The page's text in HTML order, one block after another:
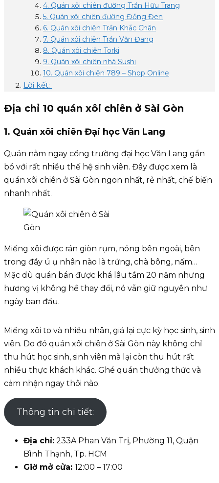
4. Quán xôi chiên đường Trần Hữu Trang
5. Quán xôi chiên đường Đồng Đen
6. Quán xôi chiên Trần Khắc Chân
7. Quán xôi chiên Trần Văn Đang
8. Quán xôi chiên Torki
9. Quán xôi chiên nhà Sushi
10. Quán xôi chiên 789 – Shop Online
Lời kết:
Địa chỉ 10 quán xôi chiên ở Sài Gòn
1. Quán xôi chiên Đại học Văn Lang
Quán nằm ngay cổng trường đại học Văn Lang gắn
bó với rất nhiều thế hệ sinh viên. Đây được xem là
quán xôi chiên ở Sài Gòn ngon nhất, rẻ nhất, chế biến
nhanh nhất.
Miếng xôi được rán giòn rụm, nóng bên ngoài, bên
trong đầy ú ụ nhân nào là trứng, chà bông, nấm…
Mặc dù quán bán được khá lâu tầm 20 năm nhưng
hương vị không hề thay đổi, nó vẫn giữ nguyên như
ngày ban đầu.
Miếng xôi to và nhiều nhân, giá lại cực kỳ học sinh, sinh
viên. Do đó quán xôi chiên ở Sài Gòn này không chỉ
thu hút học sinh, sinh viên mà lại còn thu hút rất
nhiều thực khách khác. Ghé quán thưởng thức và
cảm nhận ngay thôi nào.
Thông tin chi tiết:
Địa chỉ: 233A Phan Văn Trị, Phường 11, Quận
Bình Thạnh, Tp. HCM
Giờ mở cửa: 12:00 – 17:00